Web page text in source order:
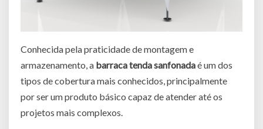
Conhecida pela praticidade de montagem e
armazenamento, a barraca tenda sanfonadaé um dos
tipos de cobertura mais conhecidos, principalmente
por ser um produto básico capaz de atender até os
projetos mais complexos.